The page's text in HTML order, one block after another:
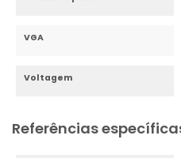
VGA
Voltagem
Referências